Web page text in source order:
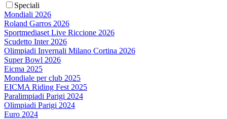
Speciali
Mondiali 2026
Roland Garros 2026
Sportmediaset Live Riccione 2026
Scudetto Inter 2026
Olimpiadi Invernali Milano Cortina 2026
Super Bowl 2026
Eicma 2025
Mondiale per club 2025
EICMA Riding Fest 2025
Paralimpiadi Parigi 2024
Olimpiadi Parigi 2024
Euro 2024